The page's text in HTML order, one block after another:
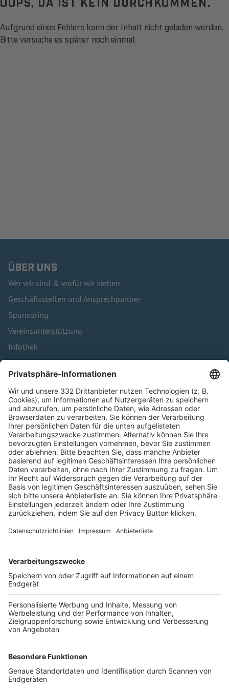
Aufgrund eines Fehlers kann der Inhalt nicht geladen werden.
Bitte versuche es später noch einmal.
ÜBER UNS
Wer wir sind & wofür wir stehen
Geschäftsstellen und Ansprechpartner
Sponsoring
Vereinsunterstützung
Infothek
Kontakt
HÄUFIG BESUCHTE SEITEN
Pässe und Vereinswechsel
Trainerausbildung
Schulungsangebot Vereinsmitarbeiter
BFV-Geschäftsstellen
Trainerbörse
Login SpielPlus
FOLGE DEM BFV
TOP-VEREINE
TOP-PARTNER